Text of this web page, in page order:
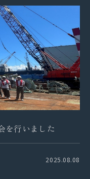
を行いました
2025.08.08